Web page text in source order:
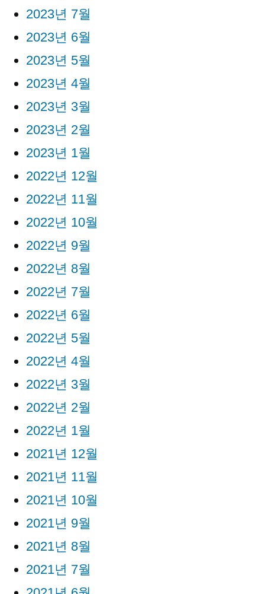
2023년 7월
2023년 6월
2023년 5월
2023년 4월
2023년 3월
2023년 2월
2023년 1월
2022년 12월
2022년 11월
2022년 10월
2022년 9월
2022년 8월
2022년 7월
2022년 6월
2022년 5월
2022년 4월
2022년 3월
2022년 2월
2022년 1월
2021년 12월
2021년 11월
2021년 10월
2021년 9월
2021년 8월
2021년 7월